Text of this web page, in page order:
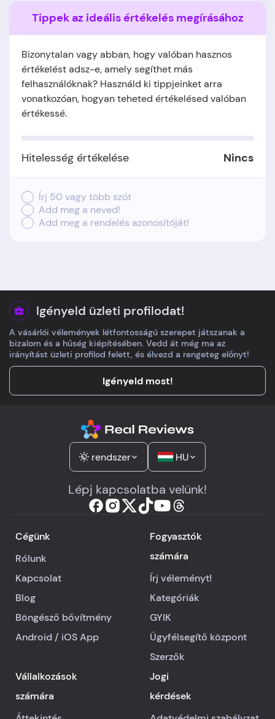
Tippek az ideális értékelés megírásához
Bizonytalan vagy abban, hogy valóban hasznos
értékelést adsz-e, amely segíthet más
felhasználóknak? Használd ki tippjeinket arra
vonatkozóan, hogyan teheted értékelésed valóban
értékessé.
Hitelesség értékelése Nincs
Írj 50 vagy több szót
Add meg a neved!
Add meg a rendelés azonosítóját!
Igényeld üzleti profilodat!
A vásárlói vélemények létfontosságú szerepet játszanak a
bizalom és a hűség kiépítésében. Vedd át még ma az
irányítást üzleti profilod felett, és élvezd a rengeteg előnyt!
Igényeld most!
rendszer HU
Lépj kapcsolatba velünk!
Cégünk
Rólunk
Kapcsolat
Blog
Böngésző bővítmény
Android / iOSApp
Fogyasztók
számára
Írj véleményt!
Kategóriák
GYIK
Ügyfélsegítő központ
Szerzők
Vállalkozások
számára
Jogi
kérdések